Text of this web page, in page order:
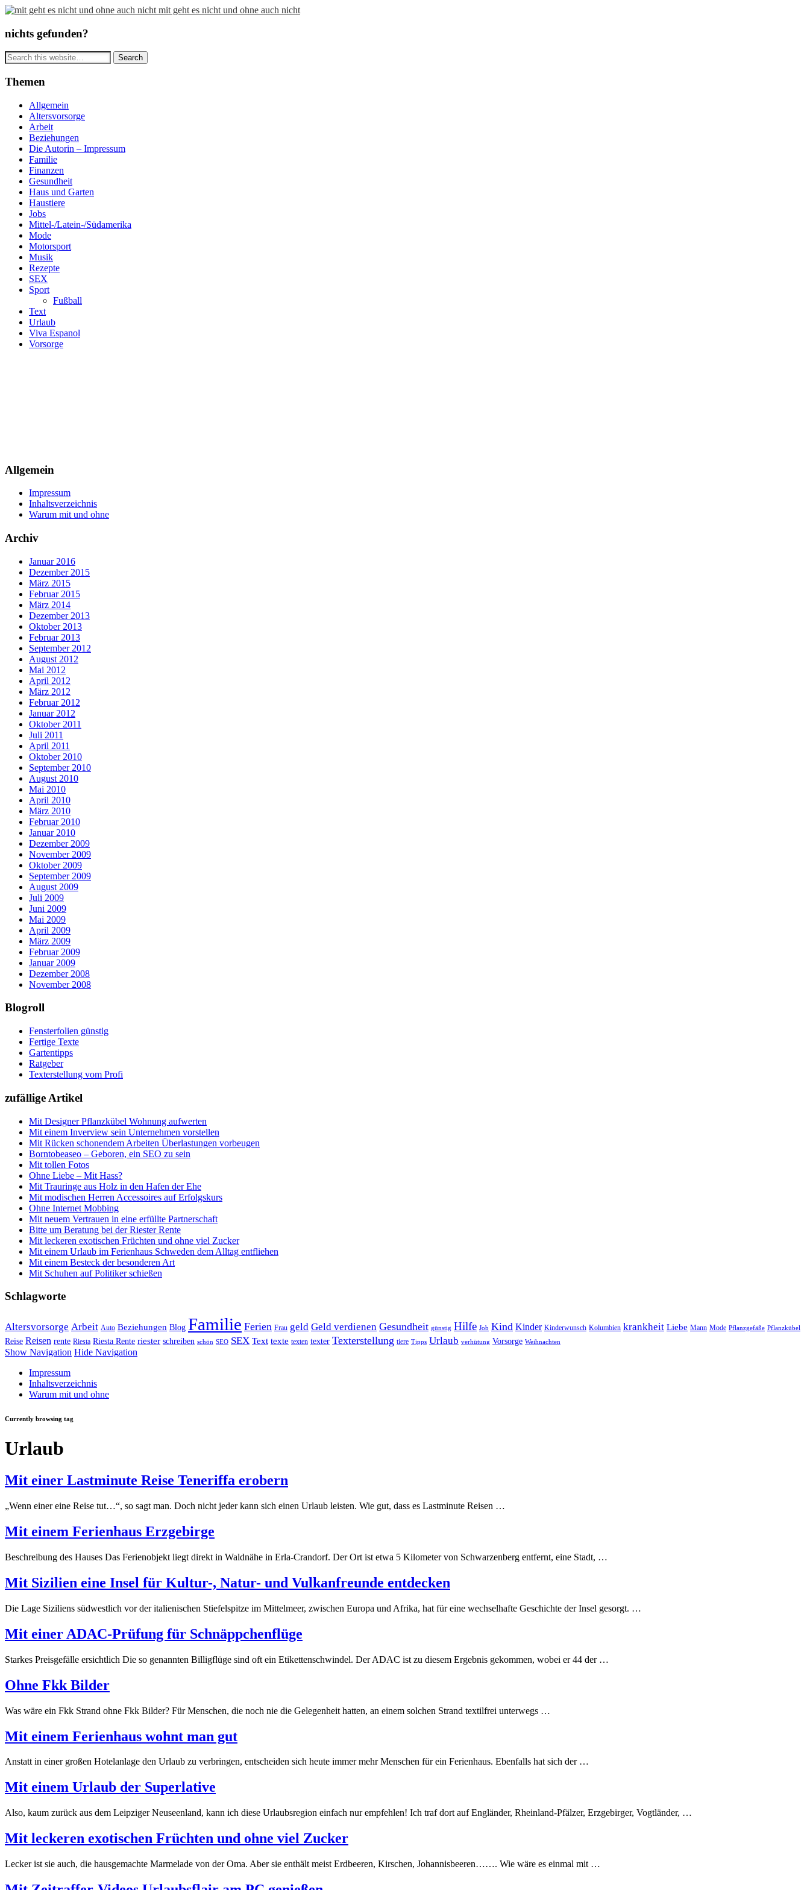
mit geht es nicht und ohne auch nicht
nichts gefunden?
Themen
Allgemein
Altersvorsorge
Arbeit
Beziehungen
Die Autorin – Impressum
Familie
Finanzen
Gesundheit
Haus und Garten
Haustiere
Jobs
Mittel-/Latein-/Südamerika
Mode
Motorsport
Musik
Rezepte
SEX
Sport
Fußball
Text
Urlaub
Viva Espanol
Vorsorge
Allgemein
Impressum
Inhaltsverzeichnis
Warum mit und ohne
Archiv
Januar 2016
Dezember 2015
März 2015
Februar 2015
März 2014
Dezember 2013
Oktober 2013
Februar 2013
September 2012
August 2012
Mai 2012
April 2012
März 2012
Februar 2012
Januar 2012
Oktober 2011
Juli 2011
April 2011
Oktober 2010
September 2010
August 2010
Mai 2010
April 2010
März 2010
Februar 2010
Januar 2010
Dezember 2009
November 2009
Oktober 2009
September 2009
August 2009
Juli 2009
Juni 2009
Mai 2009
April 2009
März 2009
Februar 2009
Januar 2009
Dezember 2008
November 2008
Blogroll
Fensterfolien günstig
Fertige Texte
Gartentipps
Ratgeber
Texterstellung vom Profi
zufällige Artikel
Mit Designer Pflanzkübel Wohnung aufwerten
Mit einem Inverview sein Unternehmen vorstellen
Mit Rücken schonendem Arbeiten Überlastungen vorbeugen
Borntobeaseo – Geboren, ein SEO zu sein
Mit tollen Fotos
Ohne Liebe – Mit Hass?
Mit Trauringe aus Holz in den Hafen der Ehe
Mit modischen Herren Accessoires auf Erfolgskurs
Ohne Internet Mobbing
Mit neuem Vertrauen in eine erfüllte Partnerschaft
Bitte um Beratung bei der Riester Rente
Mit leckeren exotischen Früchten und ohne viel Zucker
Mit einem Urlaub im Ferienhaus Schweden dem Alltag entfliehen
Mit einem Besteck der besonderen Art
Mit Schuhen auf Politiker schießen
Schlagworte
Altersvorsorge Arbeit Auto Beziehungen Blog Familie Ferien Frau geld Geld verdienen Gesundheit günstig Hilfe Job Kind Kinder Kinderwunsch Kolumbien krankheit Liebe Mann Mode Pflanzgefäße Pflanzkübel
Reise Reisen rente Riesta Riesta Rente riester schreiben schön SEO SEX Text texte texten texter Texterstellung tiere Tipps Urlaub verhütung Vorsorge Weihnachten
Show Navigation Hide Navigation
Impressum
Inhaltsverzeichnis
Warum mit und ohne
Currently browsing tag
Urlaub
Mit einer Lastminute Reise Teneriffa erobern
„Wenn einer eine Reise tut…“, so sagt man. Doch nicht jeder kann sich einen Urlaub leisten. Wie gut, dass es Lastminute Reisen …
Mit einem Ferienhaus Erzgebirge
Beschreibung des Hauses Das Ferienobjekt liegt direkt in Waldnähe in Erla-Crandorf. Der Ort ist etwa 5 Kilometer von Schwarzenberg entfernt, eine Stadt, …
Mit Sizilien eine Insel für Kultur-, Natur- und Vulkanfreunde entdecken
Die Lage Siziliens südwestlich vor der italienischen Stiefelspitze im Mittelmeer, zwischen Europa und Afrika, hat für eine wechselhafte Geschichte der Insel gesorgt. …
Mit einer ADAC-Prüfung für Schnäppchenflüge
Starkes Preisgefälle ersichtlich Die so genannten Billigflüge sind oft ein Etikettenschwindel. Der ADAC ist zu diesem Ergebnis gekommen, wobei er 44 der …
Ohne Fkk Bilder
Was wäre ein Fkk Strand ohne Fkk Bilder? Für Menschen, die noch nie die Gelegenheit hatten, an einem solchen Strand textilfrei unterwegs …
Mit einem Ferienhaus wohnt man gut
Anstatt in einer großen Hotelanlage den Urlaub zu verbringen, entscheiden sich heute immer mehr Menschen für ein Ferienhaus. Ebenfalls hat sich der …
Mit einem Urlaub der Superlative
Also, kaum zurück aus dem Leipziger Neuseenland, kann ich diese Urlaubsregion einfach nur empfehlen! Ich traf dort auf Engländer, Rheinland-Pfälzer, Erzgebirger, Vogtländer, …
Mit leckeren exotischen Früchten und ohne viel Zucker
Lecker ist sie auch, die hausgemachte Marmelade von der Oma. Aber sie enthält meist Erdbeeren, Kirschen, Johannisbeeren……. Wie wäre es einmal mit …